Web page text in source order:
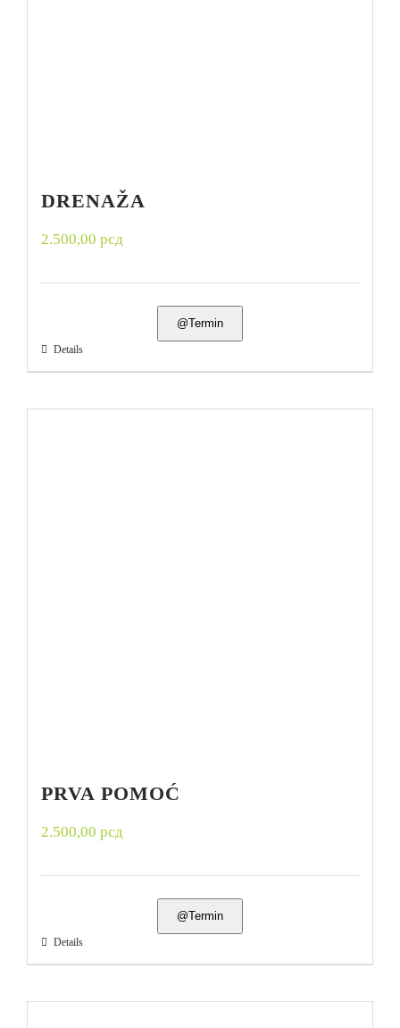
DRENAŽA
2.500,00 рсд
@Termin
Details
PRVA POMOĆ
2.500,00 рсд
@Termin
Details